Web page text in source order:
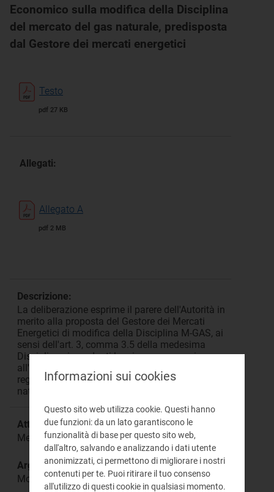
Economico sulla modifica della Disciplina
del mercato del gas naturale, predisposta
dal Gestore dei mercati energetici
Testo
pdf 27 KB
Allegati:
Allegato A
pdf 2 MB
Descrizione:
La deliberazione esprime il parere dell'Autorità in
merito alla proposta del Gestore dei Mercati
Energetici di modifica della Disciplina M-GAS, ai
sensi dell'art. 3, comma 3.5 della medesima
Disciplina, riguardanti le misure necessarie
all'attuazione della fase a regime del nuovo
regime di bilanciamento del sistema del gas
naturale.
Attività:
Mercato all’ingrosso
Argomento:
Modifiche alla Disciplina M-GAS
Informazioni sui cookies
Questo sito web utilizza cookie. Questi hanno
due funzioni: da un lato garantiscono le
funzionalità di base per questo sito web,
dall'altro, salvando e analizzando i dati utente
anonimizzati, ci permettono di migliorare i nostri
contenuti per te. Puoi ritirare il tuo consenso
all'utilizzo di questi cookie in qualsiasi momento.